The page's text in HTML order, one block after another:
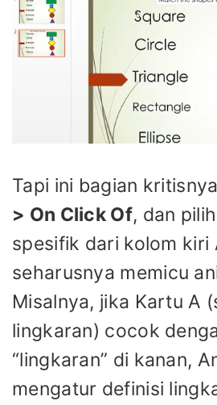
Tapi ini bagian
> On Click Of, dan
spesifik dari kolom kiri
seharusnya memicu
Misalnya, jika Kartu A
lingkaran) cocok
“lingkaran” di kanan,
mengatur definisi